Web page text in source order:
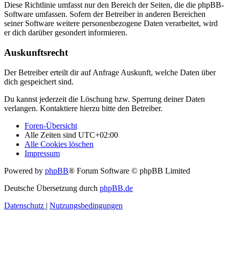
Diese Richtlinie umfasst nur den Bereich der Seiten, die die phpBB-
Software umfassen. Sofern der Betreiber in anderen Bereichen
seiner Software weitere personenbezogene Daten verarbeitet, wird
er dich darüber gesondert informieren.
Auskunftsrecht
Der Betreiber erteilt dir auf Anfrage Auskunft, welche Daten über
dich gespeichert sind.
Du kannst jederzeit die Löschung bzw. Sperrung deiner Daten
verlangen. Kontaktiere hierzu bitte den Betreiber.
Foren-Übersicht
Alle Zeiten sind UTC+02:00
Alle Cookies löschen
Impressum
Powered by phpBB® Forum Software © phpBB Limited
Deutsche Übersetzung durch phpBB.de
Datenschutz | Nutzungsbedingungen